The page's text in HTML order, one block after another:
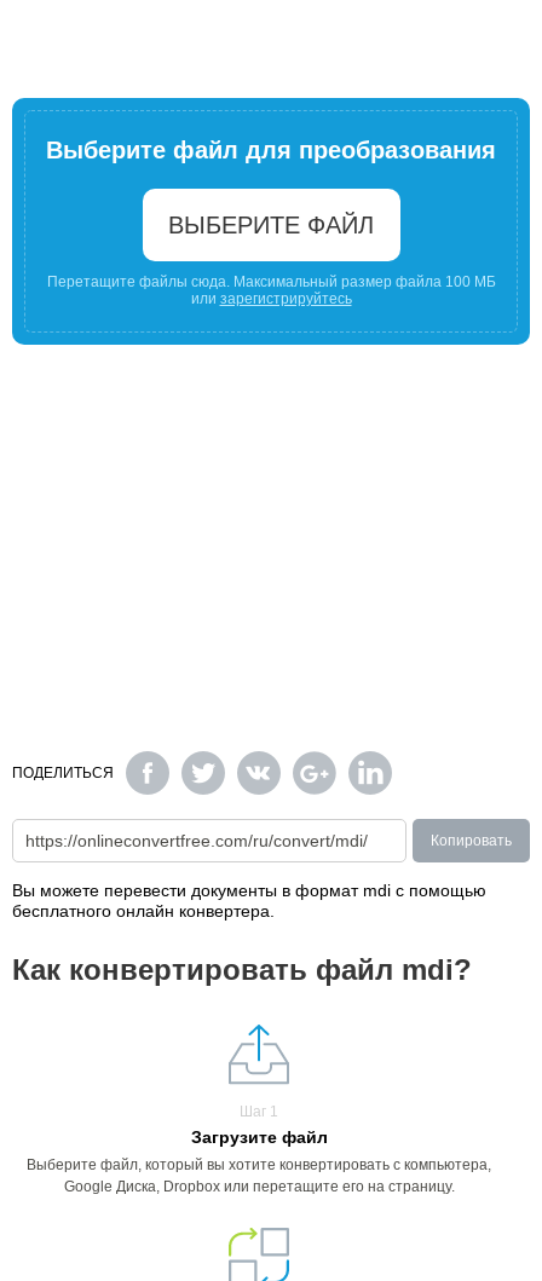
Выберите файл для преобразования
ВЫБЕРИТЕ ФАЙЛ
Перетащите файлы сюда. Максимальный размер файла 100 МБ
или зарегистрируйтесь
ПОДЕЛИТЬСЯ
Копировать
Вы можете перевести документы в формат mdi с помощью
бесплатного онлайн конвертера.
Как конвертировать файл mdi?
Шаг 1
Загрузите файл
Выберите файл, который вы хотите конвертировать с компьютера,
Google Диска, Dropbox или перетащите его на страницу.